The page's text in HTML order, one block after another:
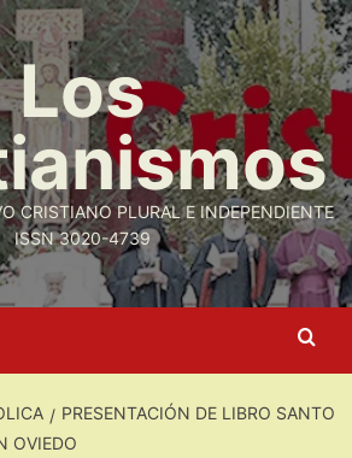
Los
CRISTIANO PLURAL E INDEPENDIENTE
ISSN 3020-4739
PRESENTACIÓN DE LIBRO SANTO
OVIEDO